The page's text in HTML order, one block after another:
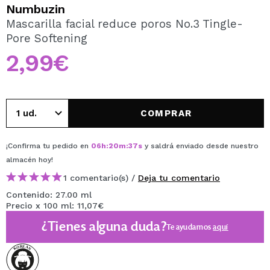
Al crear una cuenta en Maquillalia.com podrás realizar
tus compras rápidamente, revisar el estado de tus
Numbuzin
Mascarilla facial reduce poros No.3 Tingle-
Pore Softening
2,99€
COMPRAR
¡Confirma tu pedido en 06h:20m:37s y saldrá enviado desde nuestro
almacén hoy!
1 comentario(s) / Deja tu comentario
Contenido: 27.00 ml
Precio x 100 ml: 11,07€
¿Tienes alguna duda?Te ayudamosaquí